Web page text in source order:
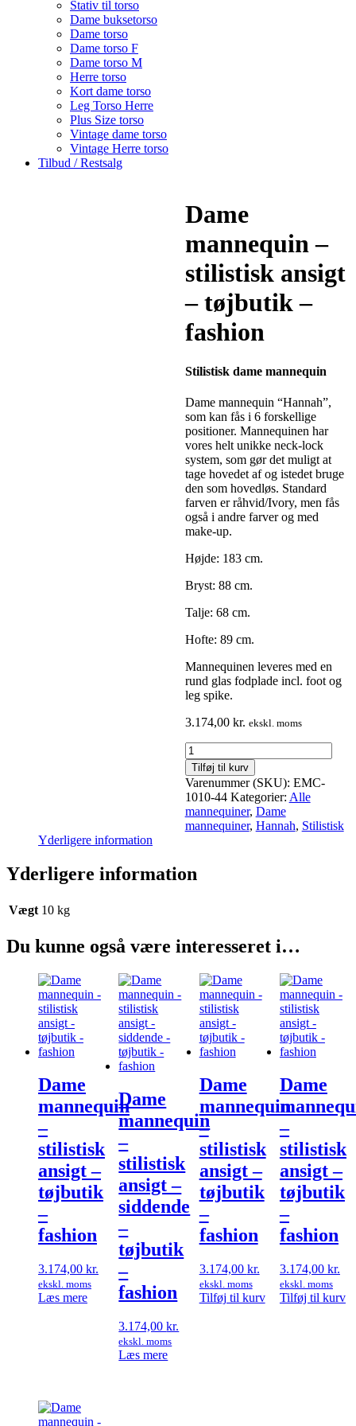
Stativ til torso
Dame buksetorso
Dame torso
Dame torso F
Dame torso M
Herre torso
Kort dame torso
Leg Torso Herre
Plus Size torso
Vintage dame torso
Vintage Herre torso
Tilbud / Restsalg
Dame
mannequin –
stilistisk ansigt
– tøjbutik –
fashion
Stilistisk dame mannequin
Dame mannequin “Hannah”,
som kan fås i 6 forskellige
positioner. Mannequinen har
vores helt unikke neck-lock
system, som gør det muligt at
tage hovedet af og istedet bruge
den som hovedløs. Standard
farven er råhvid/Ivory, men fås
også i andre farver og med
make-up.
Højde: 183 cm.
Bryst: 88 cm.
Talje: 68 cm.
Hofte: 89 cm.
Mannequinen leveres med en
rund glas fodplade incl. foot og
leg spike.
3.174,00 kr. ekskl. moms
Dame
mannequin
-
stilistisk
ansigt
-
tøjbutik
antal
Tilføj til kurv
Varenummer (SKU): EMC-
1010-44 Kategorier: Alle
mannequiner, Dame
mannequiner, Hannah, Stilistisk
Yderligere information
Yderligere information
Vægt 10 kg
Du kunne også være interesseret i…
Dame
mannequin
–
stilistisk
ansigt –
tøjbutik
–
fashion
3.174,00 kr.
ekskl. moms
Læs mere
Dame
mannequin
–
stilistisk
ansigt –
siddende
–
tøjbutik
–
fashion
3.174,00kr.
ekskl. moms
Læs mere
Dame
mannequin
–
stilistisk
ansigt –
tøjbutik
–
fashion
3.174,00 kr.
ekskl. moms
Tilføj til kurv
Dame
–
stilistisk
ansigt –
tøjbutik
–
fashion
3.174,00 kr.
ekskl. moms
Tilføj til kurv